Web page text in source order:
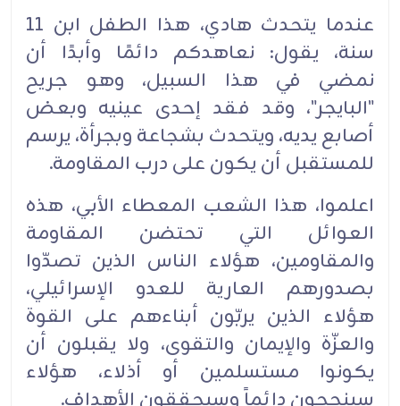
عندما يتحدث هادي، هذا الطفل ابن 11
سنة، يقول: نعاهدكم دائمًا وأبدًا أن
نمضي في هذا السبيل، وهو ‏جريح
"البايجر"، وقد فقد إحدى عينيه وبعض
أصابع يديه، ويتحدث بشجاعة وبجرأة، يرسم
للمستقبل أن ‏يكون على درب المقاومة.‏
اعلموا، هذا الشعب المعطاء الأبي، هذه
العوائل التي تحتضن المقاومة
والمقاومين، هؤلاء الناس الذين ‏تصدّوا
بصدورهم العارية للعدو الإسرائيلي،
هؤلاء الذين يربّون أبناءهم على القوة
والعزّة والإيمان والتقوى، ‏ولا يقبلون أن
يكونوا مستسلمين أو أذلاء، هؤلاء